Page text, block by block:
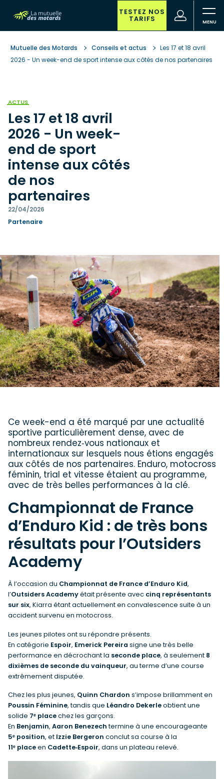
contenu
principal recherche
TESTEZ NOS
TARIFS
(nouvelle
fenêtre)
Mutuelle des Motards Conseils et actus
Les 17 et 18 avril
2026 - Un week-end de sport intense aux côtés de nos partenaires
ACTUS
Les 17 et 18 avril
2026 - Un week-
end de sport
intense aux côtés
de nos
partenaires
22/04/2026
Partenaire
Ce week-end a été marqué par une actualité
sportive particulièrement dense, avec de
nombreux rendez‑vous nationaux et
internationaux sur lesquels nous étions engagés
aux côtés de nos partenaires. Enduro, motocross
féminin, trial et vitesse étaient au programme,
avec de très belles performances à la clé.
Championnat de France
d’Enduro Kid : de très bons
résultats pour l’Outsiders
Academy
À l’occasion du Championnat de France d’Enduro Kid,
l’Outsiders Academyétait présente avec cinq représentants
sur six, Kiarra étant actuellement en convalescence suite à un
accident survenu en motocross.
Les jeunes pilotes ont su répondre présents.
En catégorie Espoir, Emerick Pereira signe une très belle
performance en décrochant la seconde place, à seulement 8
dixièmes de seconde du vainqueur, au terme d’une course
extrêmement disputée.
Chez les plus jeunes, Quinn Chardon s’impose brillamment en
Poussin Féminine, tandis que Léandro Dekerleobtient une
solide 7ᵉ placechez les garçons.
En Benjamin, Aaron Benezechtermine à une encourageante
5ᵉ position, et Izzie Bergeron conclut sa course à la
11ᵉ placeen Cadette‑Espoir, dans un plateau relevé.